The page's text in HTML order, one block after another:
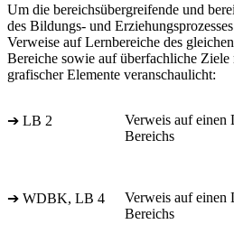
Um die bereichsübergreifende und
des Bildungs- und
Verweise auf Lernbereiche des
Bereiche sowie auf überfachliche
grafischer Elemente veranschaulicht:
➔ LB 2
Verweis auf einen
Bereichs
➔ WDBK, LB 4
Verweis auf einen
Bereichs